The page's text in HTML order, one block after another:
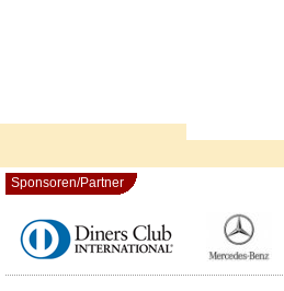
Sponsoren/Partner